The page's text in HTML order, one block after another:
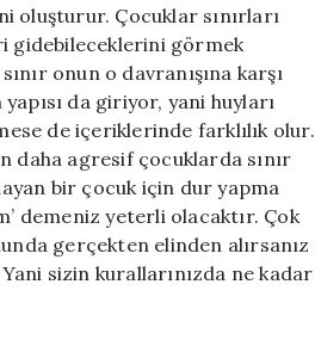
oluşturur. Çocuklar sınırları
gidebileceklerini görmek
onun o davranışına karşı
da giriyor, yani huyları
de içeriklerinde farklılık olur.
daha agresif çocuklarda sınır
bir çocuk için dur yapma
demeniz yeterli olacaktır. Çok
gerçekten elinden alırsanız
sizin kurallarınızda ne kadar